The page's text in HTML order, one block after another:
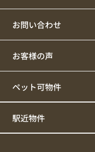
お問い合わせ
お客様の声
ペット可物件
駅近物件